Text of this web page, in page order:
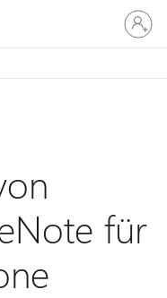
Bei
Ihrem
Konto
für